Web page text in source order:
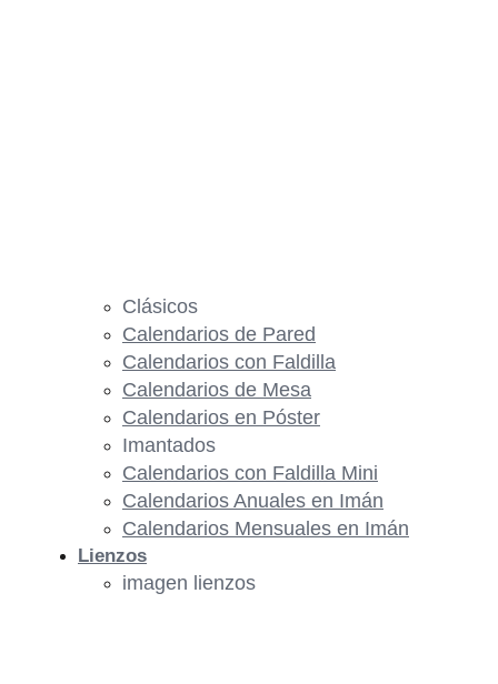
Clásicos
Calendarios de Pared
Calendarios con Faldilla
Calendarios de Mesa
Calendarios en Póster
Imantados
Calendarios con Faldilla Mini
Calendarios Anuales en Imán
Calendarios Mensuales en Imán
Lienzos
imagen lienzos